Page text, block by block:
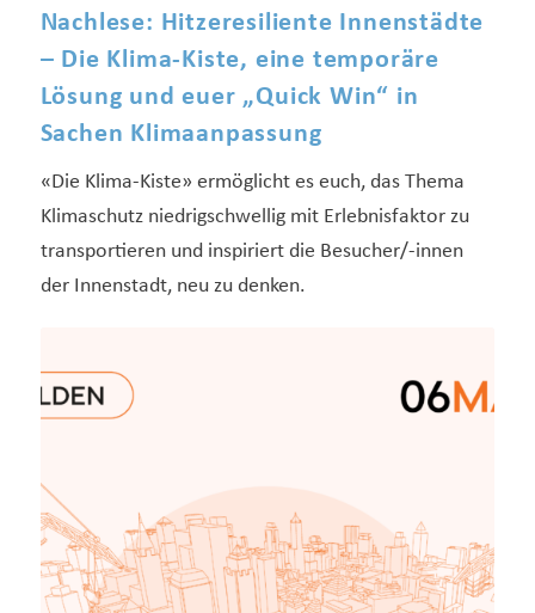
Nachlese: Hitzeresiliente Innenstädte
– Die Klima-Kiste, eine temporäre
Lösung und euer „Quick Win“ in
Sachen Klimaanpassung
«Die Klima-Kiste» ermöglicht es euch, das Thema
Klimaschutz niedrigschwellig mit Erlebnisfaktor zu
transportieren und inspiriert die Besucher/-innen
der Innenstadt, neu zu denken.